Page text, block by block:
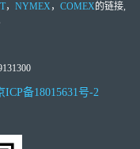
， NYMEX， COMEX的链接,
ICP备18015631号-2